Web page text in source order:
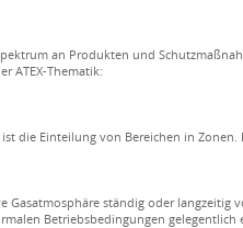
an Produkten und
ATEX-Thematik:
ist die Einteilung von Bereichen in
Gasatmosphäre ständig oder langzeitig
Betriebsbedingungen